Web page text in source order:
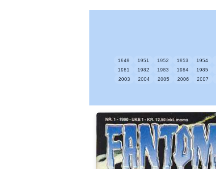
1949
1951 1952 1953 1954
1981
1982 1983 1984 1985
2003
2004 2005 2006 2007